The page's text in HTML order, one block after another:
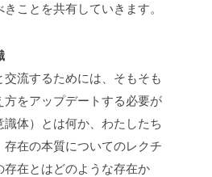
ことを共有していきます。
交流するためには、そもそも
方をアップデートする必要が
識体）とは何か、わたしたち
在の本質についてのレクチ
存在とはどのような存在か